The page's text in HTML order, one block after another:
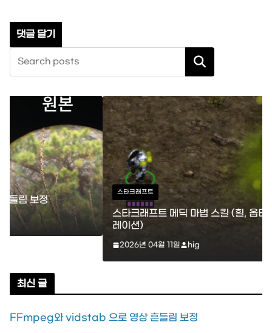
검색
스타크래프트
스타크래프트 메딕 마법 스킬 (힐, 옵티컬 플레어, 리스토
레이션)
최신 글
FFmpeg와 vidstab 으로 영상 흔들림 보정